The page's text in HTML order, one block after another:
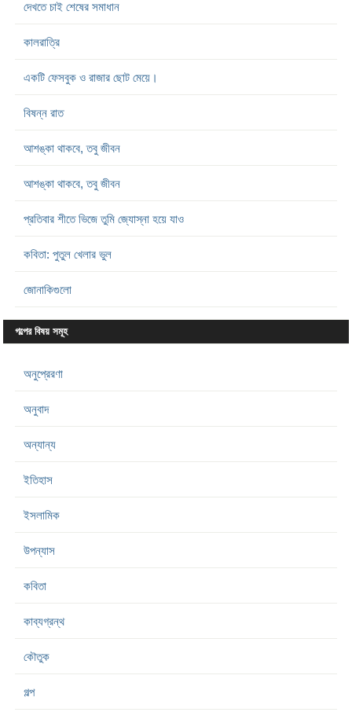
দেখতে চাই শেষের সমাধান
কালরাত্রি
একটি ফেসবুক ও রাজার ছোট মেয়ে।
বিষন্ন রাত
আশঙ্কা থাকবে, তবু জীবন
আশঙ্কা থাকবে, তবু জীবন
প্রতিবার শীতে ভিজে তুমি জ্যোস্না হয়ে যাও
কবিতা: পুতুল খেলার ভুল
জোনাকিগুলো
গল্পের বিষয় সমূহ
অনুপ্রেরণা
অনুবাদ
অন্যান্য
ইতিহাস
ইসলামিক
উপন্যাস
কবিতা
কাব্যগ্রন্থ
কৌতুক
গল্প